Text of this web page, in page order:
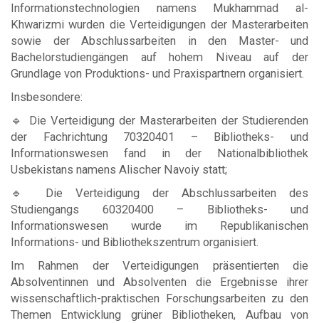
Informationstechnologien namens Mukhammad al-
Khwarizmi wurden die Verteidigungen der Masterarbeiten
sowie der Abschlussarbeiten in den Master- und
Bachelorstudiengängen auf hohem Niveau auf der
Grundlage von Produktions- und Praxispartnern organisiert.
Insbesondere:
🔹 Die Verteidigung der Masterarbeiten der Studierenden
der Fachrichtung 70320401 – Bibliotheks- und
Informationswesen fand in der Nationalbibliothek
Usbekistans namens Alischer Navoiy statt;
🔹 Die Verteidigung der Abschlussarbeiten des
Studiengangs 60320400 – Bibliotheks- und
Informationswesen wurde im Republikanischen
Informations- und Bibliothekszentrum organisiert.
Im Rahmen der Verteidigungen präsentierten die
Absolventinnen und Absolventen die Ergebnisse ihrer
wissenschaftlich-praktischen Forschungsarbeiten zu den
Themen Entwicklung grüner Bibliotheken, Aufbau von